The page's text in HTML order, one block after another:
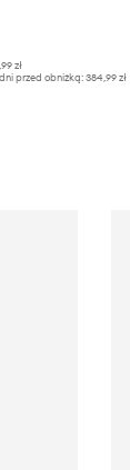
zł
przed obniżką: 384,99 zł